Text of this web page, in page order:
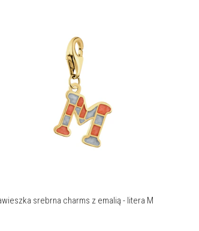
srebrna charms z emalią - litera M